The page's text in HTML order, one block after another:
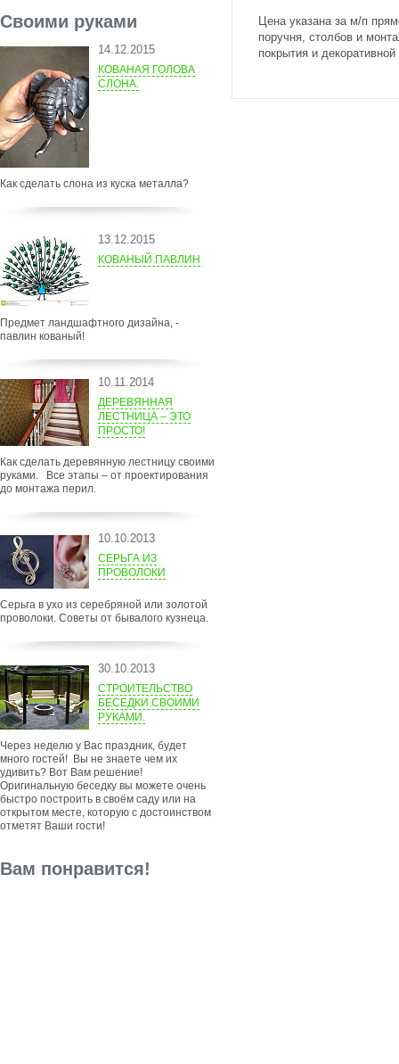
Своими руками
14.12.2015
КОВАНАЯ ГОЛОВА
СЛОНА.
Как сделать слона из куска металла?
13.12.2015
КОВАНЫЙ ПАВЛИН
Предмет ландшафтного дизайна, -
павлин кованый!
10.11.2014
ДЕРЕВЯННАЯ
ЛЕСТНИЦА – ЭТО
ПРОСТО!
Как сделать деревянную лестницу своими
руками. Все этапы – от проектирования
до монтажа перил.
10.10.2013
СЕРЬГА ИЗ
ПРОВОЛОКИ
Серьга в ухо из серебряной или золотой
проволоки. Советы от бывалого кузнеца.
30.10.2013
СТРОИТЕЛЬСТВО
БЕСЕДКИ СВОИМИ
РУКАМИ.
Через неделю у Вас праздник, будет
много гостей! Вы не знаете чем их
удивить? Вот Вам решение!
Оригинальную беседку вы можете очень
быстро построить в своём саду или на
открытом месте, которую с достоинством
отметят Ваши гости!
Вам понравится!
Цена указана за м/п
поручня, столбов и
покрытия и